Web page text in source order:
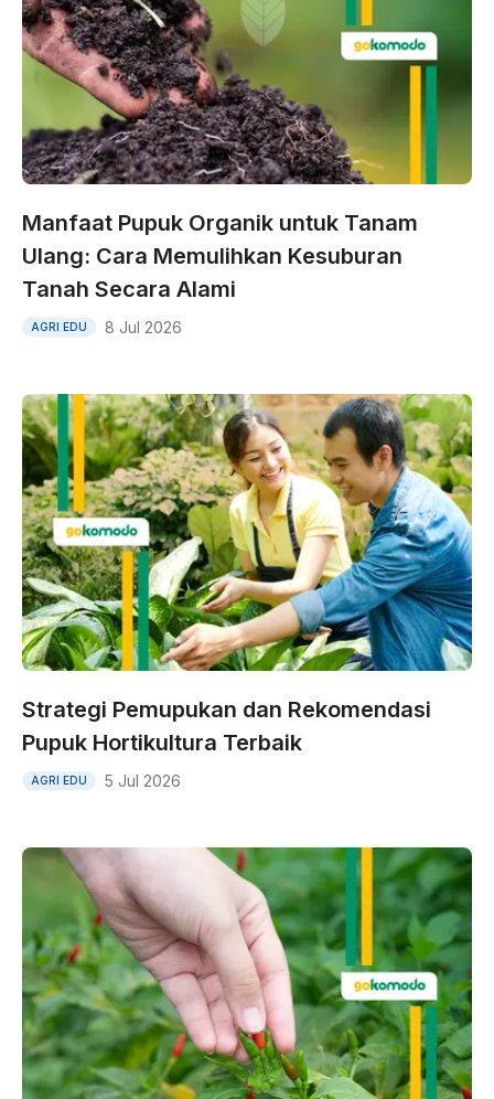
Manfaat Pupuk Organik untuk Tanam
Ulang: Cara Memulihkan Kesuburan
Tanah Secara Alami
AGRI EDU 8 Jul 2026
Strategi Pemupukan dan Rekomendasi
Pupuk Hortikultura Terbaik
AGRI EDU 5 Jul 2026